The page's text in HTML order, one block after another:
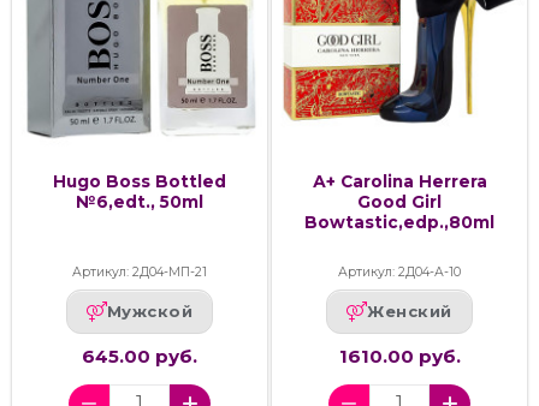
Hugo Boss Bottled
№6,edt., 50ml
Артикул: 2Д04-МП-21
Мужской
645.00 руб.
А+ Carolina Herrera
Good Girl
Bowtastic,edp.,80ml
Артикул: 2Д04-А-10
Женский
1610.00 руб.